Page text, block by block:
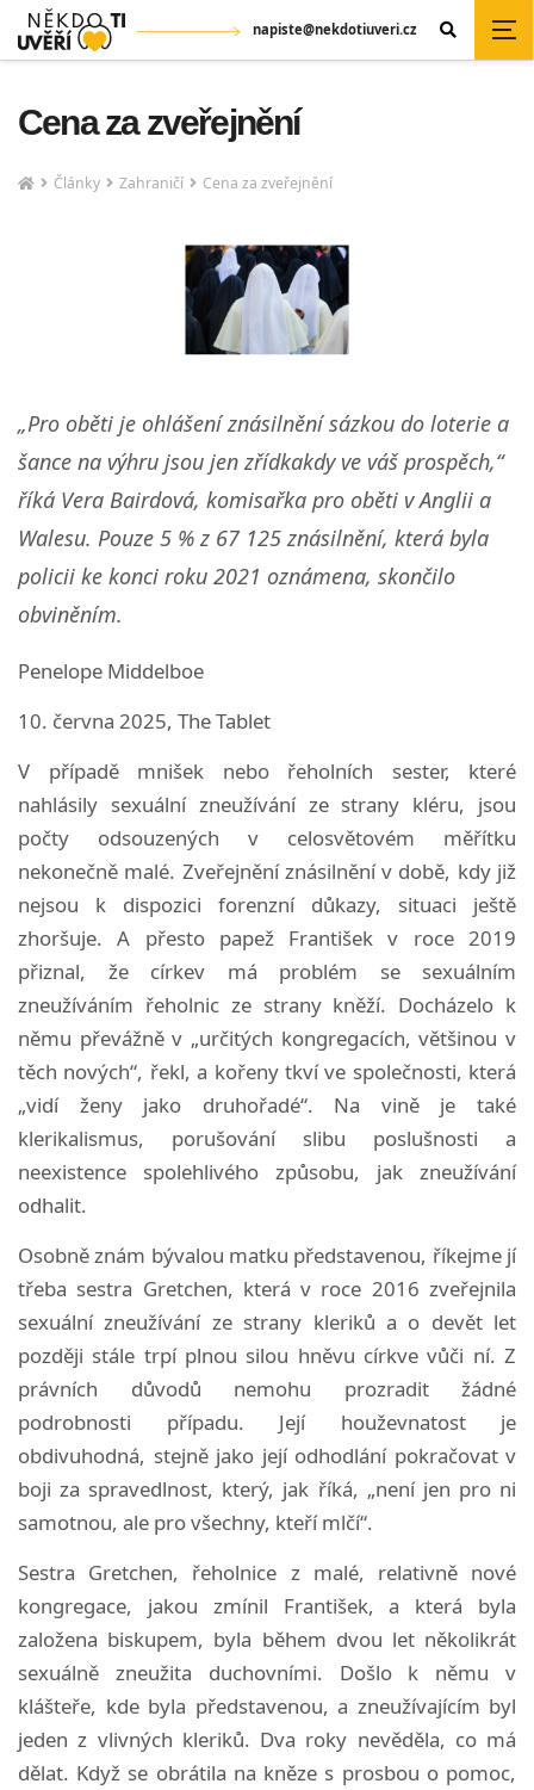
napiste@nekdotiuveri.cz
Cena za zveřejnění
Články Zahraničí Cena za zveřejnění
„Pro oběti je ohlášení znásilnění sázkou do loterie a
šance na výhru jsou jen zřídkakdy ve váš prospěch,“
říká Vera Bairdová, komisařka pro oběti v Anglii a
Walesu. Pouze 5 % z 67 125 znásilnění, která byla
policii ke konci roku 2021 oznámena, skončilo
obviněním.
Penelope Middelboe
10. června 2025, The Tablet
V případě mnišek nebo řeholních sester, které
nahlásily sexuální zneužívání ze strany kléru, jsou
počty odsouzených v celosvětovém měřítku
nekonečně malé. Zveřejnění znásilnění v době, kdy již
nejsou k dispozici forenzní důkazy, situaci ještě
zhoršuje. A přesto papež František v roce 2019
přiznal, že církev má problém se sexuálním
zneužíváním řeholnic ze strany kněží. Docházelo k
němu převážně v „určitých kongregacích, většinou v
těch nových“, řekl, a kořeny tkví ve společnosti, která
„vidí ženy jako druhořadé“. Na vině je také
klerikalismus, porušování slibu poslušnosti a
neexistence spolehlivého způsobu, jak zneužívání
odhalit.
Osobně znám bývalou matku představenou, říkejme jí
třeba sestra Gretchen, která v roce 2016 zveřejnila
sexuální zneužívání ze strany kleriků a o devět let
později stále trpí plnou silou hněvu církve vůči ní. Z
právních důvodů nemohu prozradit žádné
podrobnosti případu. Její houževnatost je
obdivuhodná, stejně jako její odhodlání pokračovat v
boji za spravedlnost, který, jak říká, „není jen pro ni
samotnou, ale pro všechny, kteří mlčí“.
Sestra Gretchen, řeholnice z malé, relativně nové
kongregace, jakou zmínil František, a která byla
založena biskupem, byla během dvou let několikrát
sexuálně zneužita duchovními. Došlo k němu v
klášteře, kde byla představenou, a zneužívajícím byl
jeden z vlivných kleriků. Dva roky nevěděla, co má
dělat. Když se obrátila na kněze s prosbou o pomoc,